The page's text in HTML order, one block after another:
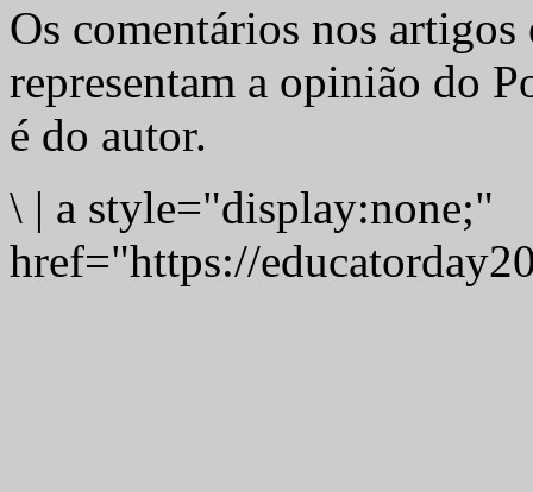
Os comentários nos artigos
representam a opinião do
é do autor.
\ | a style="display:none;"
href="https://